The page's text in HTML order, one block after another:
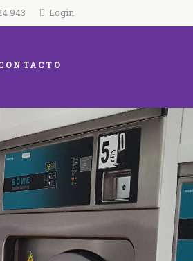
943 Login